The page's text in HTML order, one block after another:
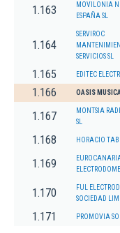
1.163
MOVILONIA
ESPAÑA SL
1.164
SERVIROC
SERVICIOS SL
1.165 EDITEC
1.166 OASIS
1.167
MONTSIA
SL
1.168 HORACIO
1.169
1.170
FUL
SOCIEDAD
1.171 PROMOVIA